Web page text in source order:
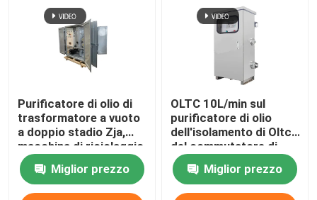
Purificatore di olio di
trasformatore a vuoto
a doppio stadio Zja,
macchina di riciclaggio
dell'olio di
trasformatore
Miglior prezzo
OLTC 10L/min sul
purificatore di olio
dell'isolamento di Oltc
del commutatore di
rubinetto del carico
Miglior prezzo